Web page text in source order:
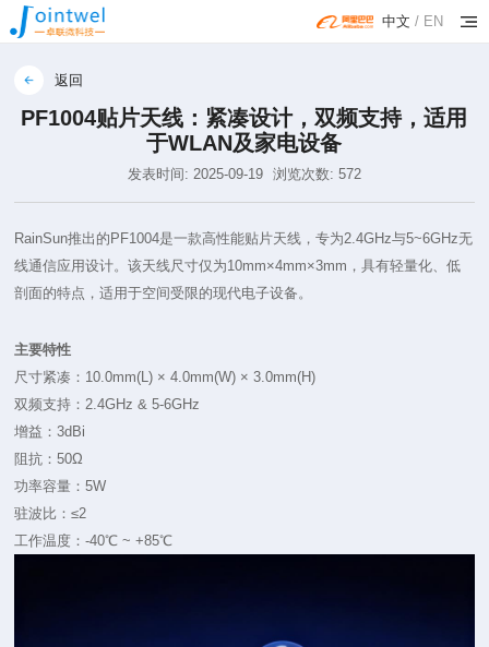
中文 / EN
返回
PF1004贴片天线：紧凑设计，双频支持，适用
于WLAN及家电设备
发表时间: 2025-09-19 浏览次数: 572
RainSun推出的 PF1004是一款高性能贴片天线，专为2.4GHz与5~6GHz无
线通信应用设计。该天线尺寸仅为10mm×4mm×3mm，具有轻量化、低
剖面的特点，适用于空间受限的现代电子设备。
主要特性
尺寸紧凑：10.0mm(L) × 4.0mm(W) × 3.0mm(H)
双频支持：2.4GHz & 5-6GHz
增益：3dBi
阻抗：50Ω
功率容量：5W
驻波比：≤2
工作温度：-40℃ ~ +85℃